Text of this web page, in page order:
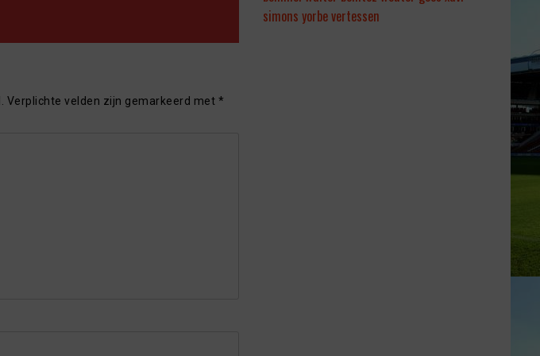
Verplichte velden zijn gemarkeerd met *
simons yorbe vertessen